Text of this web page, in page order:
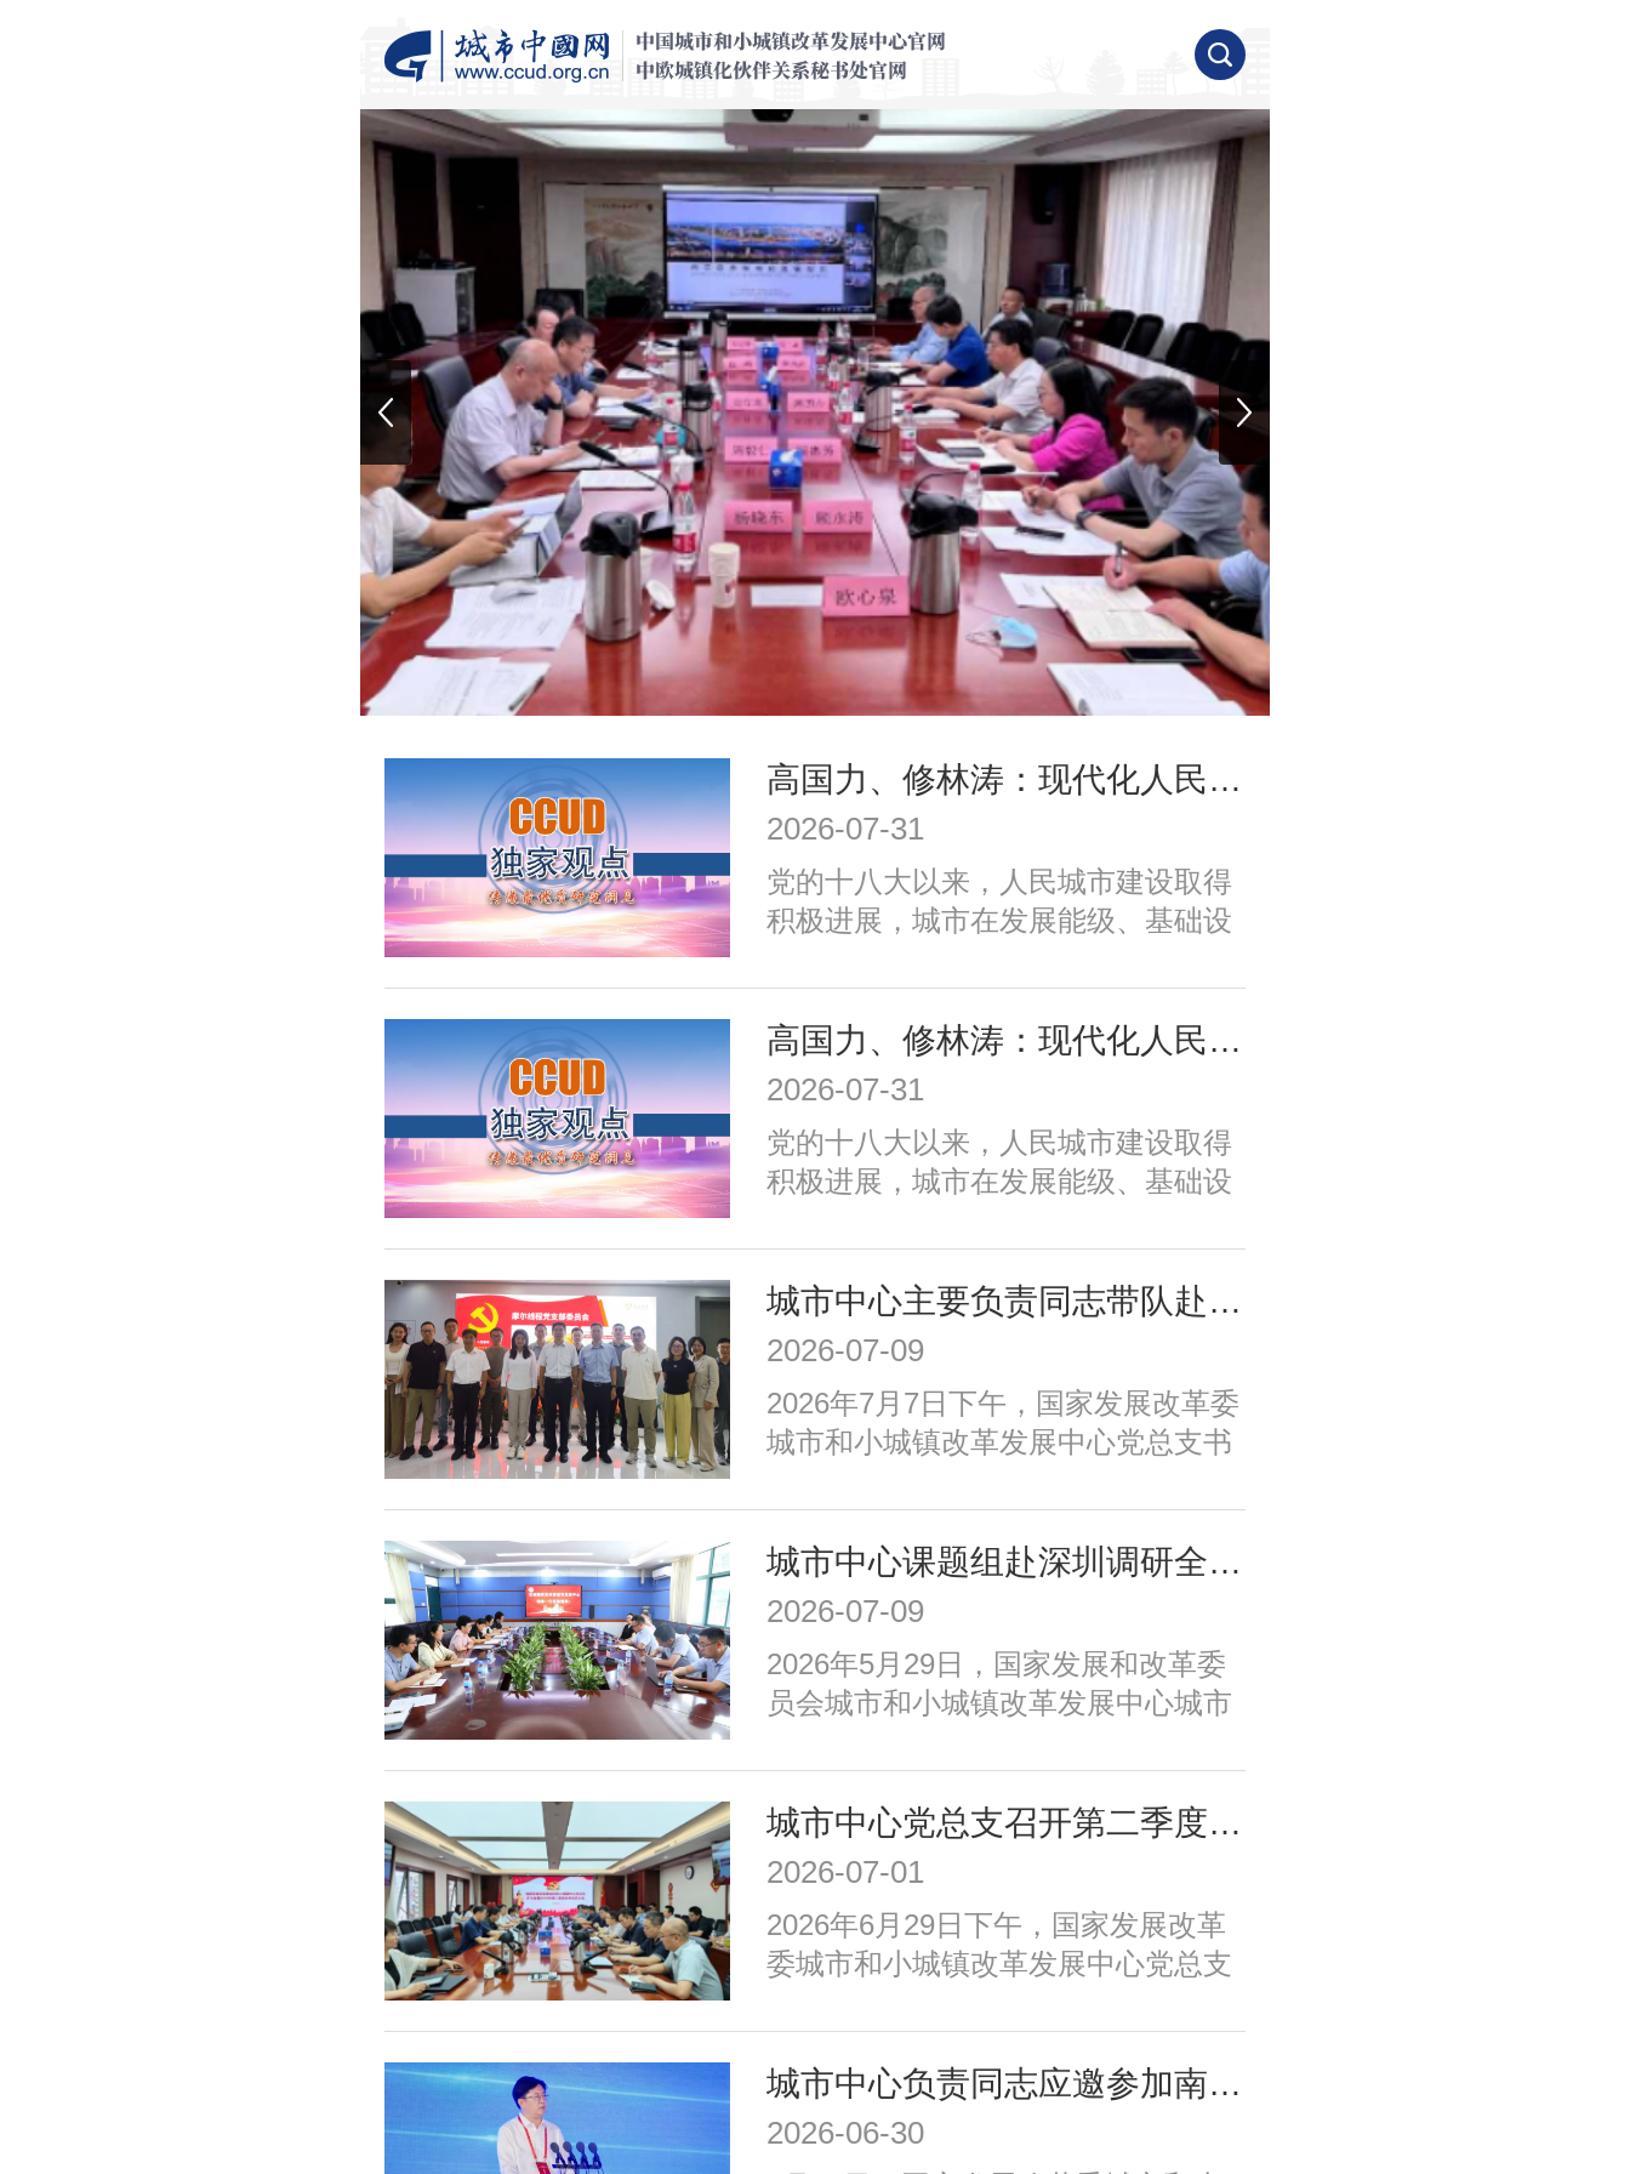
高国力、修林涛：现代化人民城市高质量发展的战略框架与政策体系
2026-07-31
党的十八大以来，人民城市建设取得
积极进展，城市在发展能级、基础设
治理、历史文化保护等方面取得积极
成效；同时，也面临着转变发展方
式、培育发展动能、提升功能品质、
推动精细治理、增强城市韧性等转型
发展任务。为实现以上目标，必须紧
城市、安全可靠的韧性城市、崇德向
善的文明城市、便捷高效的智慧城市
等重点任务，优化以构建新体系、培
育新动能、服务全年龄、保障全要素
为重点的政策体系，走出一条具有中
国特色的现代化城市道路。
高国力、修林涛：现代化人民城市高质量发展的战略框架与政策体系
2026-07-31
党的十八大以来，人民城市建设取得
积极进展，城市在发展能级、基础设
治理、历史文化保护等方面取得积极
成效；同时，也面临着转变发展方
式、培育发展动能、提升功能品质、
推动精细治理、增强城市韧性等转型
发展任务。为实现以上目标，必须紧
城市、安全可靠的韧性城市、崇德向
善的文明城市、便捷高效的智慧城市
等重点任务，优化以构建新体系、培
育新动能、服务全年龄、保障全要素
为重点的政策体系，走出一条具有中
国特色的现代化城市道路。
城市中心主要负责同志带队赴摩尔线程“夸娥”北京智算中心专题调研
2026-07-09
2026年7月7日下午，国家发展改革委
城市和小城镇改革发展中心党总支书
娥”北京智算中心开展专题调研。
城市中心课题组赴深圳调研全国人才大数据平台福田区学生学习力项目应用情况
2026-07-09
​2026年5月29日，国家发展和改革委
员会城市和小城镇改革发展中心城市
国人才大数据平台在基础教育学生学
习力评价领域的落地应用工作。
城市中心党总支召开第二季度全体党员大会
2026-07-01
2026年6月29日下午，国家发展改革
委城市和小城镇改革发展中心党总支
议由中心党总支书记、主任高国力主
持，中心党总支委员、各支部委员、
全体党员和积极分子参加。
城市中心负责同志应邀参加南京都市圈首次年中活动并在主场活动致辞
2026-06-30